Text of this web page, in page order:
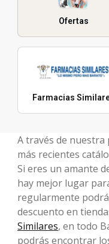
Ofertas
Farmacias
A través de
más recientes
Si eres un amante
hay mejor lugar
regularmente
descuento en
Similares, en todo
podrás encontrar